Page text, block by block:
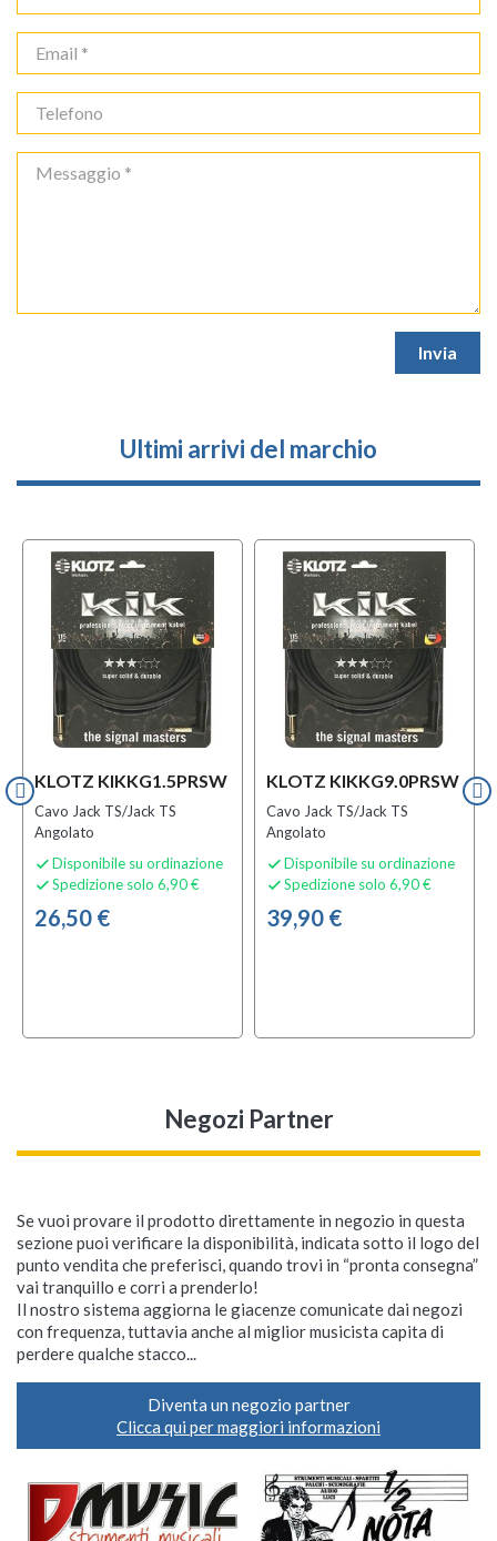
Ultimi arrivi del marchio
KLOTZ KIKKG1.5PRSW
Cavo Jack TS/Jack TS
Angolato
 Disponibile su ordinazione
 Spedizione solo 6,90 €
26,50 €
KLOTZ KIKKG9.0PRSW
Cavo Jack TS/Jack TS
Angolato
 Disponibile su ordinazione
 Spedizione solo 6,90 €
39,90 €
Negozi Partner
Se vuoi provare il prodotto direttamente in negozio in questa
sezione puoi verificare la disponibilità, indicata sotto il logo del
punto vendita che preferisci, quando trovi in “pronta consegna”
vai tranquillo e corri a prenderlo!
Il nostro sistema aggiorna le giacenze comunicate dai negozi
con frequenza, tuttavia anche al miglior musicista capita di
perdere qualche stacco...
Diventa un negozio partner
Clicca qui per maggiori informazioni